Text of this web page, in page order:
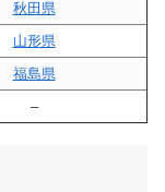
秋田県
山形県
福島県
–